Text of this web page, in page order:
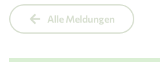
Alle Meldungen